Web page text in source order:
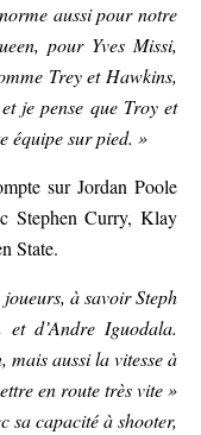
aussi pour notre
pour Yves Missi,
Trey et Hawkins,
je pense que Troy et
équipe sur pied. »
sur Jordan Poole
Stephen Curry, Klay
State.
à savoir Steph
d’Andre Iguodala.
aussi la vitesse à
en route très vite »
sa capacité à shooter,